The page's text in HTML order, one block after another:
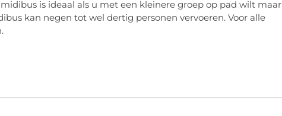
is ideaal als u met een kleinere groep op pad wilt maar
kan negen tot wel dertig personen vervoeren. Voor alle